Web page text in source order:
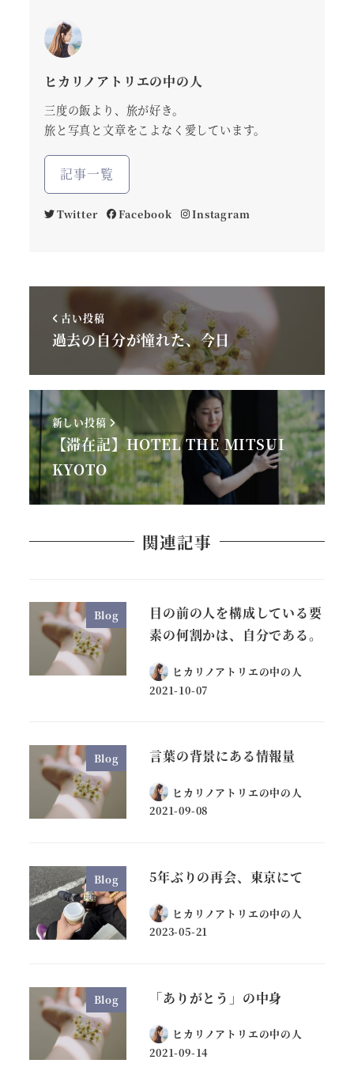
ヒカリノアトリエの中の人
三度の飯より、旅が好き。
旅と写真と文章をこよなく愛しています。
記事一覧
Twitter Facebook Instagram
古い投稿
過去の自分が憧れた、今日
新しい投稿
【滞在記】HOTEL THE MITSUI
KYOTO
関連記事
Blog
目の前の人を構成している要
素の何割かは、自分である。
ヒカリノアトリエの中の人
2021-10-07
Blog 言葉の背景にある情報量
ヒカリノアトリエの中の人
2021-09-08
Blog 5年ぶりの再会、東京にて
ヒカリノアトリエの中の人
2023-05-21
Blog 「ありがとう」の中身
ヒカリノアトリエの中の人
2021-09-14